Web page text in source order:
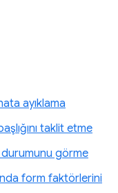
ayıklama
taklit etme
görme
form faktörlerini